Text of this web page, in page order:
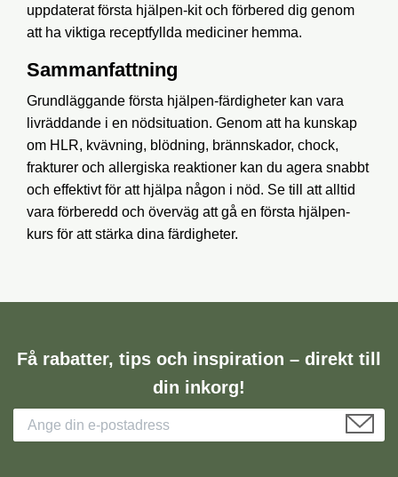
uppdaterat första hjälpen-kit och förbered dig genom
att ha viktiga receptfyllda mediciner hemma.
Sammanfattning
Grundläggande första hjälpen-färdigheter kan vara
livräddande i en nödsituation. Genom att ha kunskap
om HLR, kvävning, blödning, brännskador, chock,
frakturer och allergiska reaktioner kan du agera snabbt
och effektivt för att hjälpa någon i nöd. Se till att alltid
vara förberedd och överväg att gå en första hjälpen-
kurs för att stärka dina färdigheter.
Få rabatter, tips och inspiration – direkt till
din inkorg!